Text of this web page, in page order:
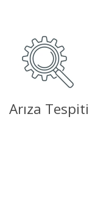
Arıza Tespiti